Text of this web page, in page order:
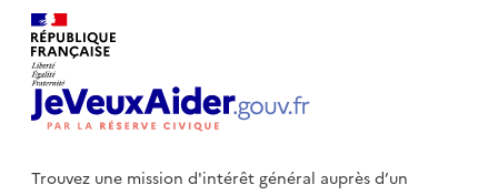
Trouvez une mission d'intérêt général auprès d’un